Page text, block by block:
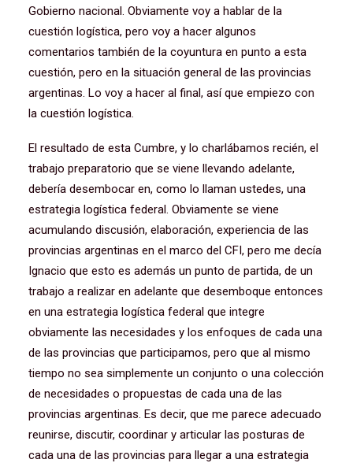
Gobierno nacional. Obviamente voy a hablar de la
cuestión logística, pero voy a hacer algunos
comentarios también de la coyuntura en punto a esta
cuestión, pero en la situación general de las provincias
argentinas. Lo voy a hacer al final, así que empiezo con
la cuestión logística.
El resultado de esta Cumbre, y lo charlábamos recién, el
trabajo preparatorio que se viene llevando adelante,
debería desembocar en, como lo llaman ustedes, una
estrategia logística federal. Obviamente se viene
acumulando discusión, elaboración, experiencia de las
provincias argentinas en el marco del CFI, pero me decía
Ignacio que esto es además un punto de partida, de un
trabajo a realizar en adelante que desemboque entonces
en una estrategia logística federal que integre
obviamente las necesidades y los enfoques de cada una
de las provincias que participamos, pero que al mismo
tiempo no sea simplemente un conjunto o una colección
de necesidades o propuestas de cada una de las
provincias argentinas. Es decir, que me parece adecuado
reunirse, discutir, coordinar y articular las posturas de
cada una de las provincias para llegar a una estrategia